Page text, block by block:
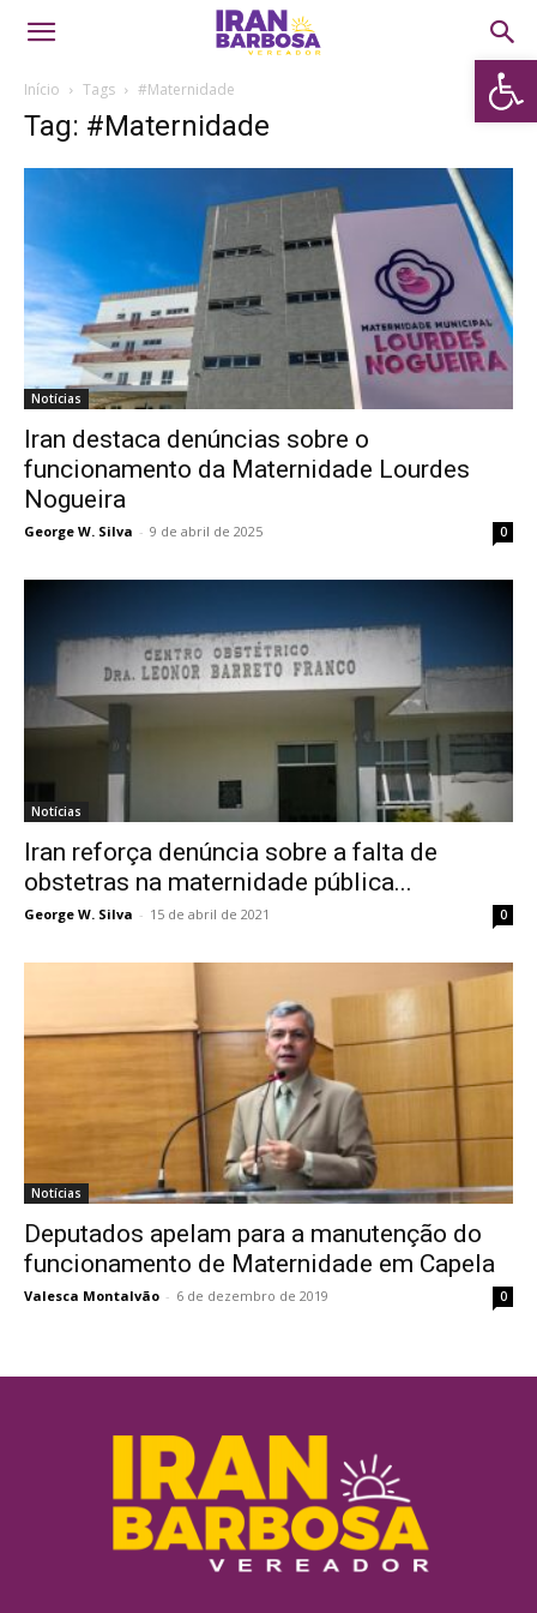
Abrir
Início Tags #Maternidade
Tag: #Maternidade
Notícias
Iran destaca denúncias sobre o
funcionamento da Maternidade Lourdes
Nogueira
George W. Silva - 9 de abril de 2025 0
Notícias
Iran reforça denúncia sobre a falta de
obstetras na maternidade pública...
George W. Silva - 15 de abril de 2021 0
Notícias
Deputados apelam para a manutenção do
funcionamento de Maternidade em Capela
Valesca Montalvão - 6 de dezembro de 2019 0